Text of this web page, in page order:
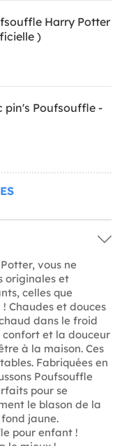
Harry Potter
)
pin's Poufsouffle -
vous ne
originales et
celles que
Chaudes et douces
dans le froid
et la douceur
à la maison. Ces
Fabriquées en
Poufsouffle
pour se
le blason de la
jaune.
pour enfant !